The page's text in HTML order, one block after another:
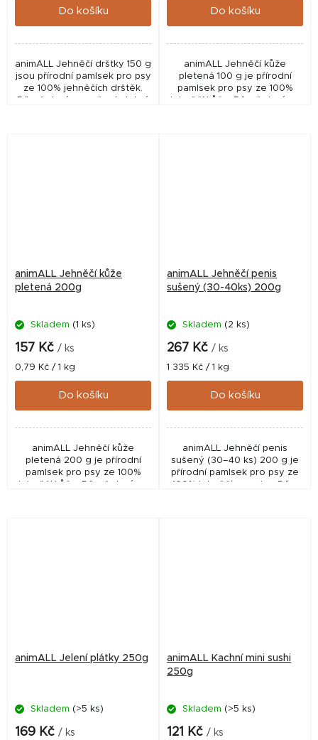
Do košíku
animALL Jehněčí dršťky 150 g
jsou přírodní pamlsek pro psy
ze 100% jehněčích drštěk.
Díky šetrnému sušení, dobré
Do košíku
animALL Jehněčí kůže
pletená 100 g je přírodní
pamlsek pro psy ze 100%
jehněčí kůže. Díky šetrnému
animALL Jehněčí kůže
pletená 200g
Skladem (1 ks)
157 Kč / ks
Měrná
cena:
0,79 Kč / 1 kg
Do košíku
animALL Jehněčí kůže
pletená 200 g je přírodní
pamlsek pro psy ze 100%
animALL Jehněčí penis
sušený (30-40ks) 200g
Skladem (2 ks)
267 Kč / ks
Měrná
cena:
1 335 Kč / 1 kg
Do košíku
animALL Jehněčí penis
sušený (30–40 ks) 200 g je
přírodní pamlsek pro psy ze
animALL Jelení plátky 250g
Skladem (>5 ks)
169 Kč / ks
animALL Kachní mini sushi
250g
Skladem (>5 ks)
121 Kč / ks